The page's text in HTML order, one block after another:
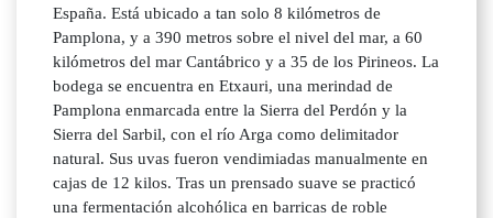
España. Está ubicado a tan solo 8 kilómetros de
Pamplona, y a 390 metros sobre el nivel del mar, a 60
kilómetros del mar Cantábrico y a 35 de los Pirineos. La
bodega se encuentra en Etxauri, una merindad de
Pamplona enmarcada entre la Sierra del Perdón y la
Sierra del Sarbil, con el río Arga como delimitador
natural. Sus uvas fueron vendimiadas manualmente en
cajas de 12 kilos. Tras un prensado suave se practicó
una fermentación alcohólica en barricas de roble